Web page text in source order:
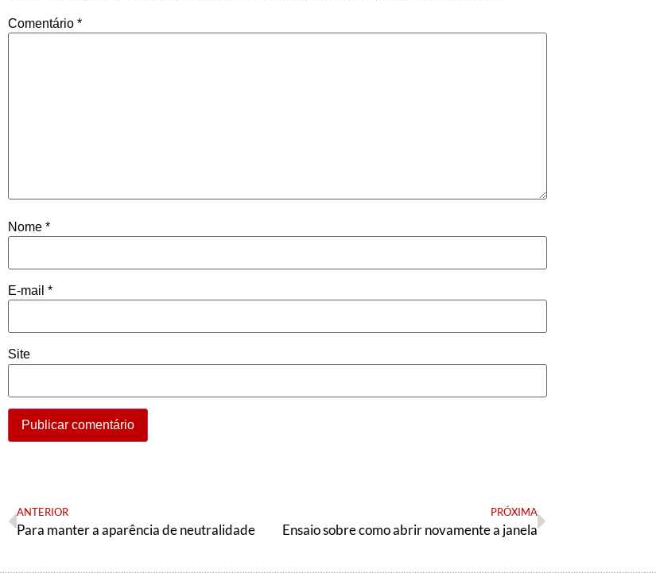
Comentário *
Nome *
E-mail *
Site
ANTERIOR
Para manter a aparência de neutralidade
PRÓXIMA
Ensaio sobre como abrir novamente a janela